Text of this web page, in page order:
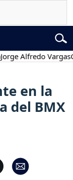
Vargas
en la
del BMX